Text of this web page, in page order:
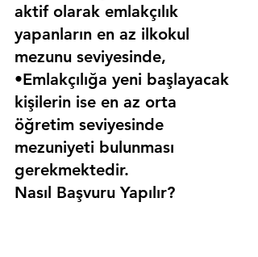
aktif olarak emlakçılık
yapanların en az ilkokul
mezunu seviyesinde,
•Emlakçılığa yeni başlayacak
kişilerin ise en az orta
öğretim seviyesinde
mezuniyeti bulunması
gerekmektedir.
Nasıl Başvuru Yapılır?